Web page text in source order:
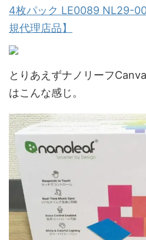
4枚パック LE0089 NL29-
規代理店品】
とりあえずナノリーフ
はこんな感じ。